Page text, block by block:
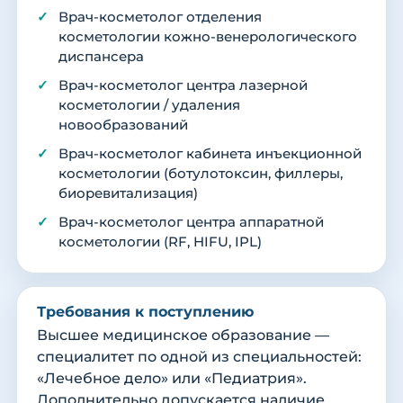
Врач-косметолог отделения
косметологии кожно-венерологического
диспансера
Врач-косметолог центра лазерной
косметологии / удаления
новообразований
Врач-косметолог кабинета инъекционной
косметологии (ботулотоксин, филлеры,
биоревитализация)
Врач-косметолог центра аппаратной
косметологии (RF, HIFU, IPL)
Требования к поступлению
Высшее медицинское образование —
специалитет по одной из специальностей:
«Лечебное дело» или «Педиатрия».